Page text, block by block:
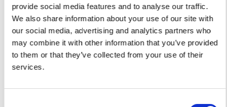
provide social media features and to analyse our traffic.
We also share information about your use of our site with
our social media, advertising and analytics partners who
may combine it with other information that you’ve provided
to them or that they’ve collected from your use of their
services.
Maximale Teilgröße:
Profilgröße: 250 x 250 mm | 10 x 10 Zoll (kann
von der Geometrie und dem Material des Teils
abhängen)
Minimale Detailgröße: